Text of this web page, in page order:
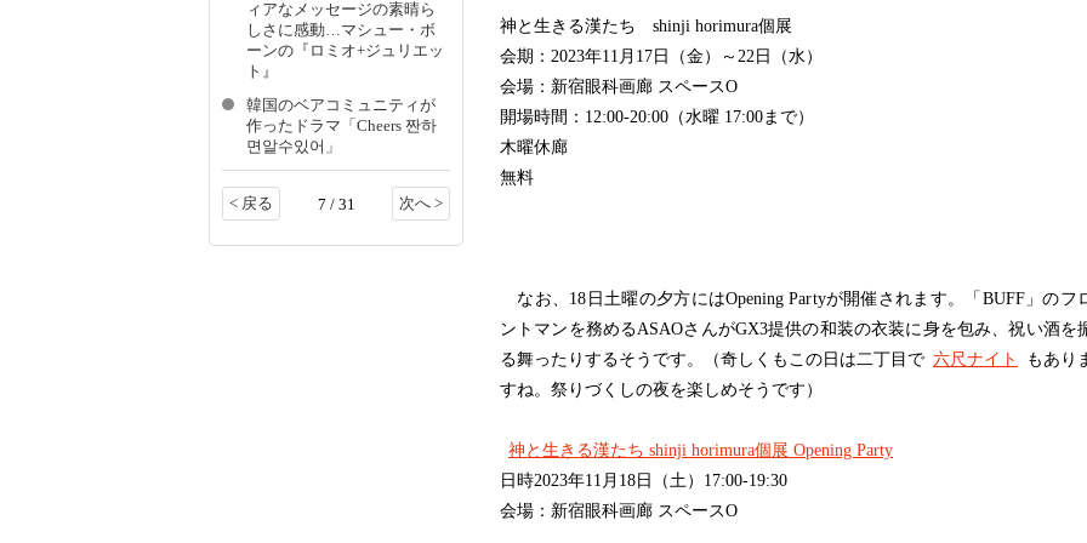
神と生きる漢たち shinji horimura個展
会期：2023年11月17日（金）～22日（水）
会場：新宿眼科画廊 スペースO
開場時間：12:00-20:00（水曜 17:00まで）
木曜休廊
無料
なお、18日土曜の夕方にはOpening Partyが開催されます。「BUFF」のフ
ントマンを務めるASAOさんがGX3提供の和装の衣装に身を包み、祝い酒を
る舞ったりするそうです。（奇しくもこの日は二丁目で 六尺ナイト
もあり
すね。祭りづくしの夜を楽しめそうです）
神と生きる漢たち shinji horimura個展 Opening Party
日時2023年11月18日（土）17:00-19:30
会場：新宿眼科画廊⁠ スペースO
ィアなメッセージの素晴ら
しさに感動…マシュー・ボ
ーンの『ロミオ+ジュリエッ
ト』
韓国のベアコミュニティが
作ったドラマ「Cheers 짠하
면알수있어」
< 戻る 7 / 31 次へ >